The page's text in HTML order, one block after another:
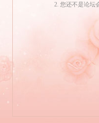
您还不是论坛